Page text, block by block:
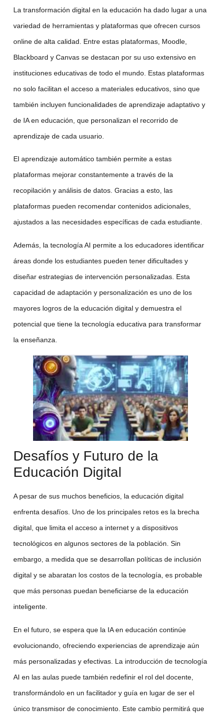
La transformación digitalen la educación ha dado lugar a una
variedad de herramientas y plataformas que ofrecen cursos
onlinede alta calidad. Entre estas plataformas, Moodle,
Blackboard y Canvas se destacan por su uso extensivo en
instituciones educativas de todo el mundo. Estas plataformas
no solo facilitan el acceso a materiales educativos, sino que
también incluyen funcionalidades de aprendizaje adaptativoy
de IA en educación , que personalizan el recorrido de
aprendizaje de cada usuario.
El aprendizaje automáticotambién permite a estas
plataformas mejorar constantemente a través de la
recopilación y análisis de datos. Gracias a esto, las
plataformas pueden recomendar contenidos adicionales,
ajustados a las necesidades específicas de cada estudiante.
Además, la tecnología AI permite a los educadores identificar
áreas donde los estudiantes pueden tener dificultades y
diseñar estrategias de intervención personalizadas. Esta
capacidad de adaptación y personalización es uno de los
mayores logros de la educación digitaly demuestra el
potencial que tiene la tecnología educativa para transformar
la enseñanza.
Desafíos y Futuro de la
Educación Digital
A pesar de sus muchos beneficios, la educación digital
enfrenta desafíos. Uno de los principales retos es la brecha
digital, que limita el acceso a internet y a dispositivos
tecnológicos en algunos sectores de la población. Sin
embargo, a medida que se desarrollan políticas de inclusión
digital y se abaratan los costos de la tecnología, es probable
que más personas puedan beneficiarse de la educación
inteligente.
En el futuro, se espera que la IA en educación continúe
evolucionando, ofreciendo experiencias de aprendizaje aún
más personalizadas y efectivas. La introducción de tecnología
AI en las aulas puede también redefinir el rol del docente,
transformándolo en un facilitador y guía en lugar de ser el
único transmisor de conocimiento. Este cambio permitirá que